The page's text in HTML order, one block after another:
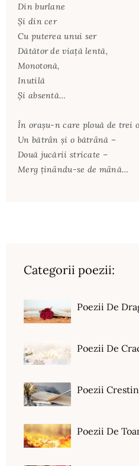
Din burlane
Şi din cer
Cu puterea unui ser
Dătător de viaţă lentă,
Monotonă,
Inutilă
Şi absentă…
În oraşu-n care plouă de trei
Un bătrân şi o bătrână –
Două jucării stricate –
Merg ţinându-se de mână…
Categorii poezii:
Poezii De
Poezii De
Poezii
Poezii De